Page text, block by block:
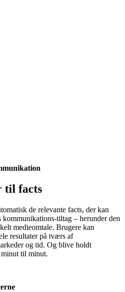
til facts
de relevante facts, der kan
kommunikations-tiltag – herunder den
medieomtale. Brugere kan
resultater på tværs af
og tid. Og blive holdt
til minut.